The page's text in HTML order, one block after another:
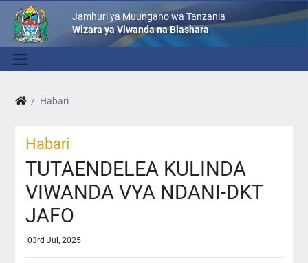
Jamhuri ya Muungano wa Tanzania
Wizara ya Viwanda na Biashara
Habari
Habari
TUTAENDELEA KULINDA
VIWANDA VYA NDANI-DKT
JAFO
03rd Jul, 2025